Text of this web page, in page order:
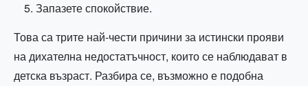
Запазете спокойствие.
Това са трите най-чести причини за истински прояви
на дихателна недостатъчност, които се наблюдават в
детска възраст. Разбира се, възможно е подобна